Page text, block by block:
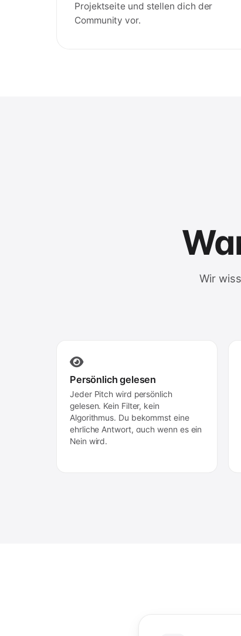
Projektseite und stellen dich der
Community vor.
Wir
Persönlich gelesen
Jeder Pitch wird persönlich
gelesen. Kein Filter, kein
Algorithmus. Du bekommst eine
ehrliche Antwort, auch wenn es ein
Nein wird.